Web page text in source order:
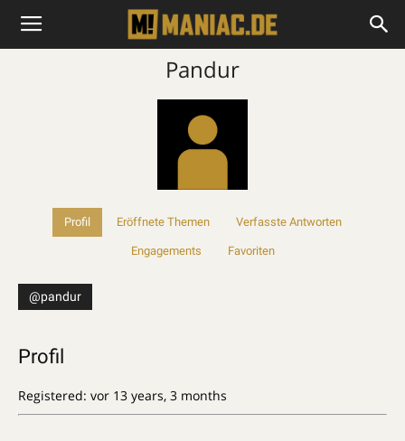
Pandur
Profil Eröffnete Themen Verfasste Antworten
Engagements Favoriten
@pandur
Profil
Registered: vor 13 years, 3 months